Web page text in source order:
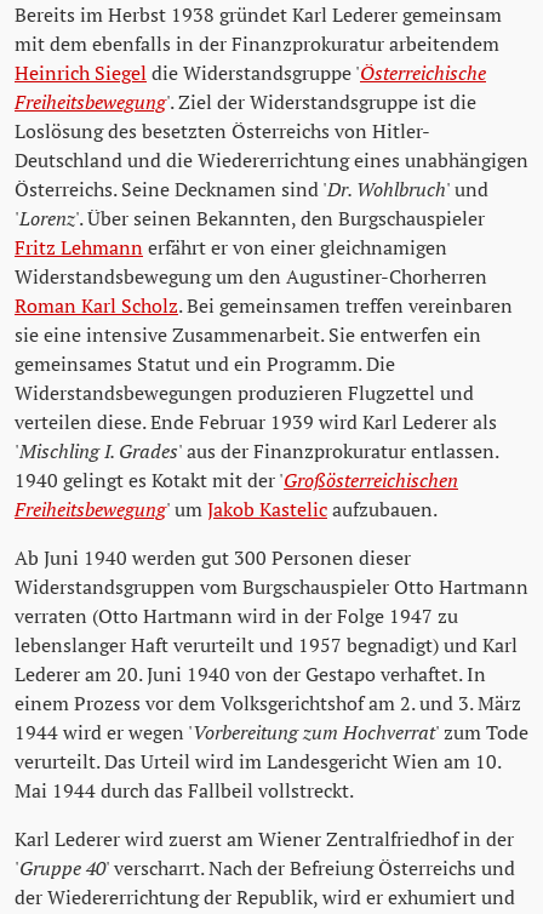
Bereits im Herbst 1938 gründet Karl Lederer gemeinsam
mit dem ebenfalls in der Finanzprokuratur arbeitendem
Heinrich Siegel die Widerstandsgruppe 'Österreichische
Freiheitsbewegung'. Ziel der Widerstandsgruppe ist die
Loslösung des besetzten Österreichs von Hitler-
Deutschland und die Wiedererrichtung eines unabhängigen
Österreichs. Seine Decknamen sind 'Dr. Wohlbruch' und
'Lorenz'. Über seinen Bekannten, den Burgschauspieler
Fritz Lehmannerfährt er von einer gleichnamigen
Widerstandsbewegung um den Augustiner-Chorherren
Roman Karl Scholz. Bei gemeinsamen treffen vereinbaren
sie eine intensive Zusammenarbeit. Sie entwerfen ein
gemeinsames Statut und ein Programm. Die
Widerstandsbewegungen produzieren Flugzettel und
verteilen diese. Ende Februar 1939 wird Karl Lederer als
'Mischling I. Grades' aus der Finanzprokuratur entlassen.
1940 gelingt es Kotakt mit der 'Großösterreichischen
Freiheitsbewegung' umJakob Kastelicaufzubauen.
Ab Juni 1940 werden gut 300 Personen dieser
Widerstandsgruppen vom Burgschauspieler Otto Hartmann
verraten (Otto Hartmann wird in der Folge 1947 zu
lebenslanger Haft verurteilt und 1957 begnadigt) und Karl
Lederer am 20. Juni 1940 von der Gestapo verhaftet. In
einem Prozess vor dem Volksgerichtshof am 2. und 3. März
1944 wird er wegen 'Vorbereitung zum Hochverrat' zum Tode
verurteilt. Das Urteil wird im Landesgericht Wien am 10.
Mai 1944 durch das Fallbeil vollstreckt.
Karl Lederer wird zuerst am Wiener Zentralfriedhof in der
'Gruppe 40' verscharrt. Nach der Befreiung Österreichs und
der Wiedererrichtung der Republik, wird er exhumiert und